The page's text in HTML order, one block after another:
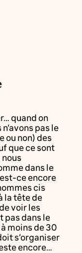
quand on
pas le
ou non) des
que ce sont
dans le
ce encore
cis
la tête de
voir les
pas dans le
moins de 30
s’organiser
encore…